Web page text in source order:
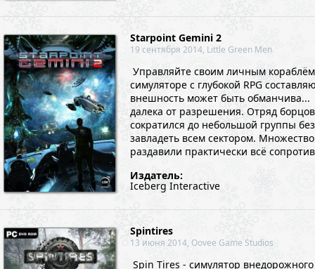
Starpoint Gemini 2
19 сентября 2014, Little Green Men
Управляйте своим личным
симуляторе с глубокой RPG
внешность может быть обманчива...
далека от разрешения. Отряд
сократился до небольшой группы
завладеть всем сектором.
раздавили практически всё
Издатель:
Iceberg Interactive
Spintires
13 июня 2014, Oovee Game Studios
Spin Tires - симулятор